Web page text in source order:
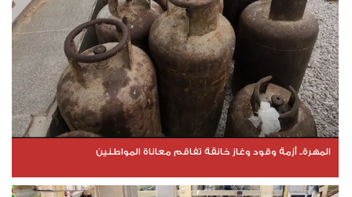
المهرة.. أزمة وقود وغاز خانقة تفاقم معاناة المواطنين